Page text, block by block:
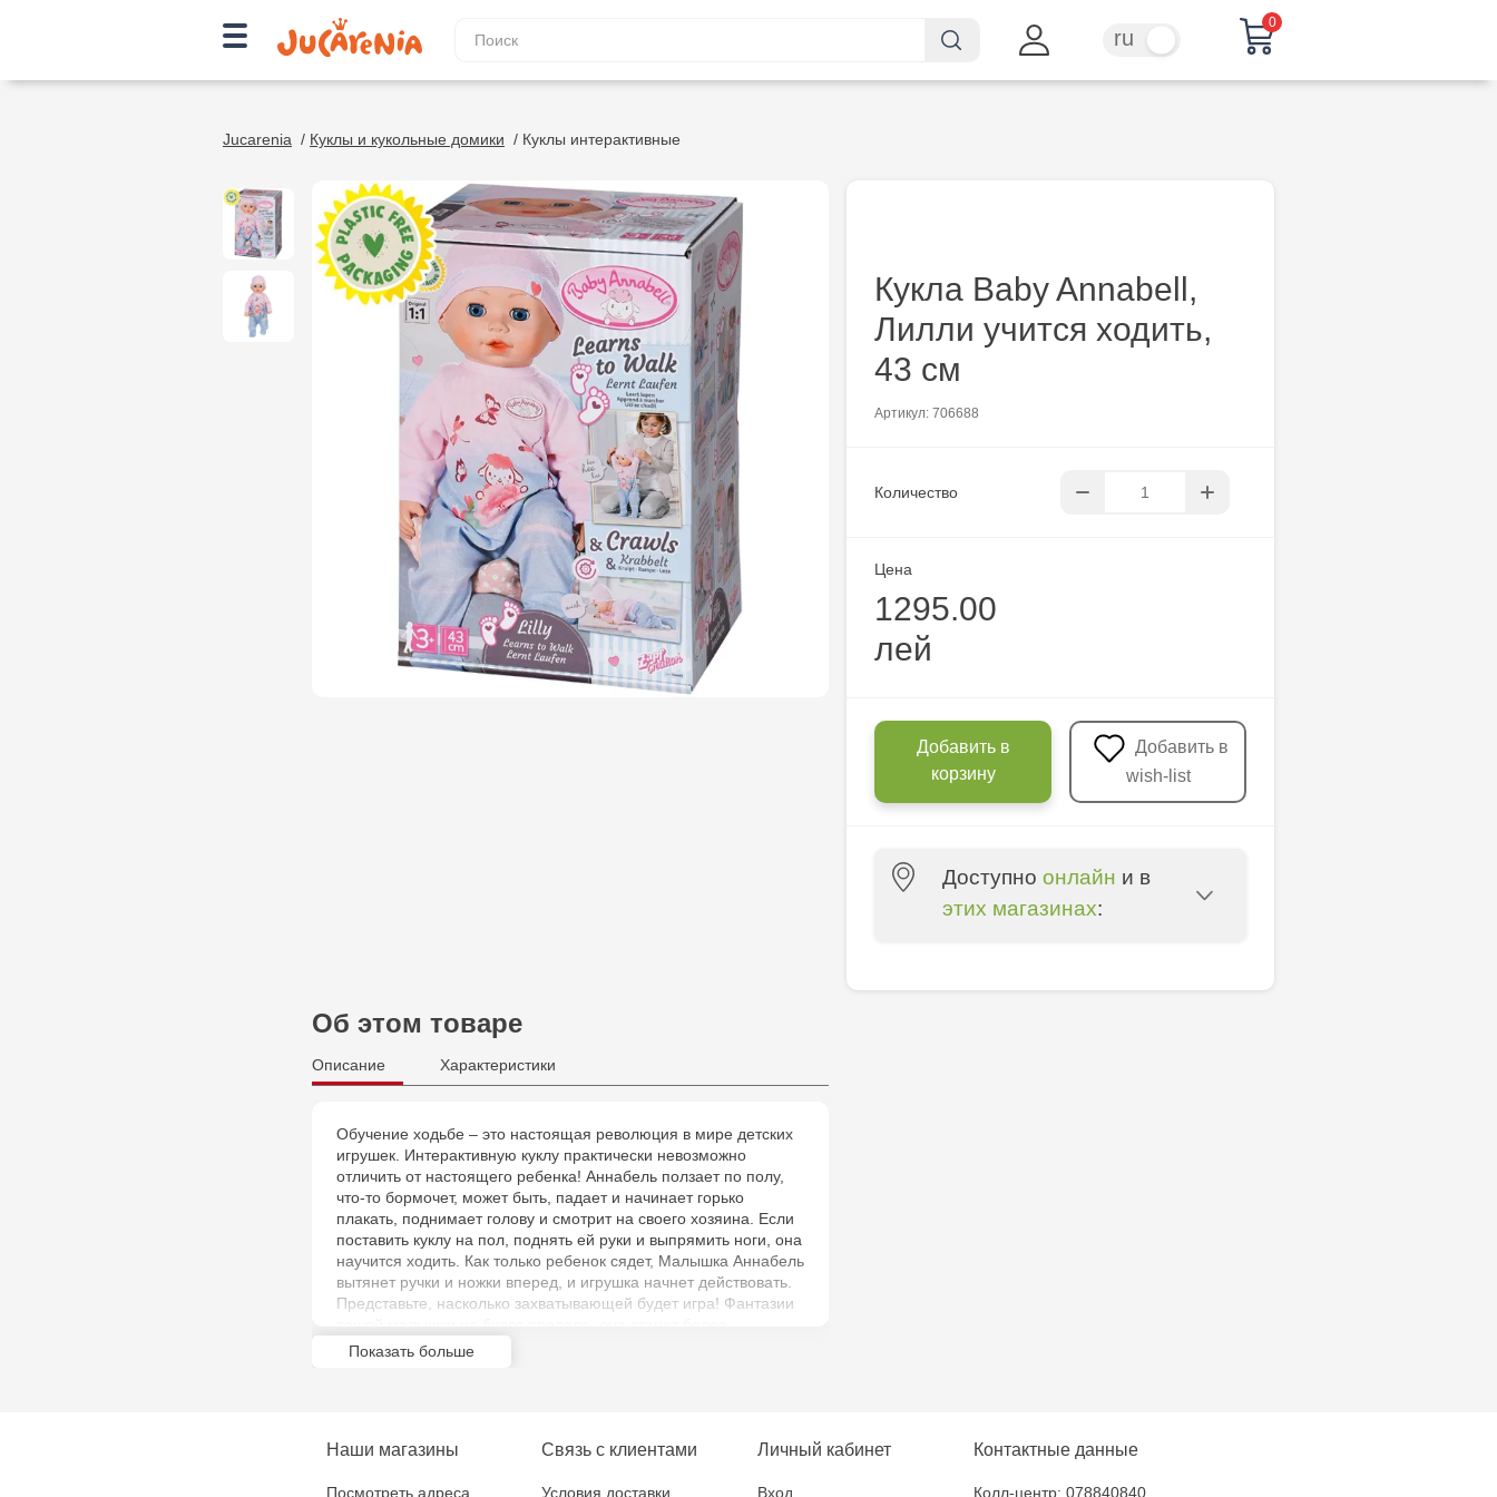
ru
0
Jucarenia / Куклы и кукольные домики / Куклы интерактивные
Кукла Baby Annabell,
Лилли учится ходить,
43 см
Артикул: 706688
Количество
Цена
1295.00
лей
Добавить в
корзину
wish-list
Доступно онлайн и в
этих магазинах:
6
Об этом товаре
Описание Характеристики
Обучение ходьбе – это настоящая революция в мире детских
игрушек. Интерактивную куклу практически невозможно
отличить от настоящего ребенка! Аннабель ползает по полу,
что-то бормочет, может быть, падает и начинает горько
плакать, поднимает голову и смотрит на своего хозяина. Если
поставить куклу на пол, поднять ей руки и выпрямить ноги, она
научится ходить. Как только ребенок сядет, Малышка Аннабель
вытянет ручки и ножки вперед, и игрушка начнет действовать.
Представьте, насколько захватывающей будет игра! Фантазии
заботливой и ответственной.
Показать больше
Наши магазины
Посмотреть адреса
Связь с клиентами
Условия доставки
Личный кабинет
Вход
Контактные данные
Колл-центр: 078840840